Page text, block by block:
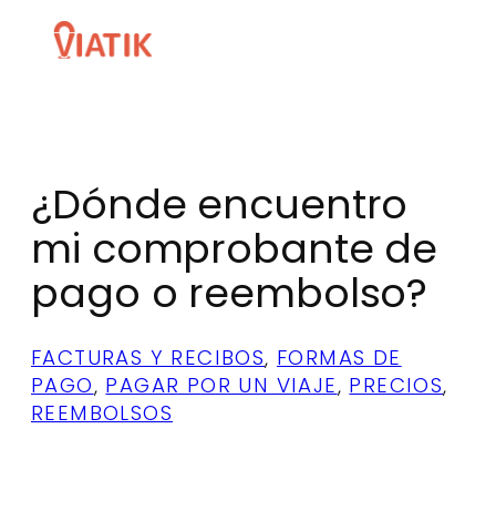
¿Dónde encuentro
mi comprobante de
pago o reembolso?
FACTURAS Y RECIBOS, FORMAS DE
PAGO, PAGAR POR UN VIAJE, PRECIOS
REEMBOLSOS